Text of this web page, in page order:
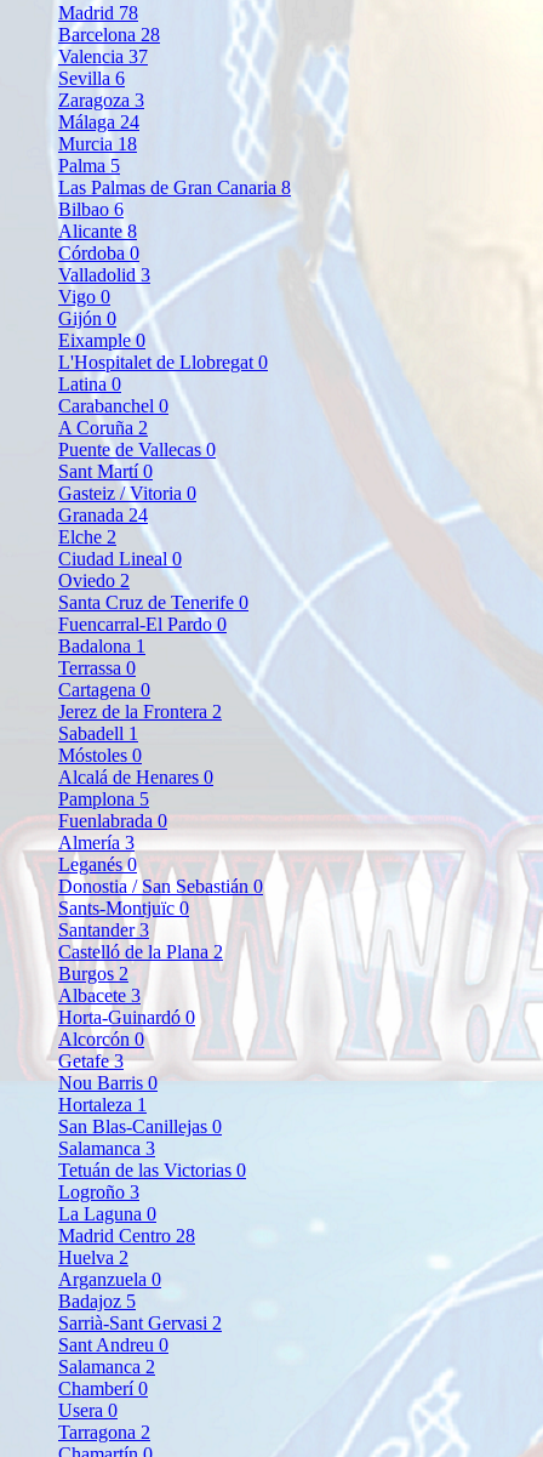
Madrid 78
Barcelona 28
Valencia 37
Sevilla 6
Zaragoza 3
Málaga 24
Murcia 18
Palma 5
Las Palmas de Gran Canaria 8
Bilbao 6
Alicante 8
Córdoba 0
Valladolid 3
Vigo 0
Gijón 0
Eixample0
L'Hospitalet de Llobregat 0
Latina 0
Carabanchel 0
A Coruña 2
Puente de Vallecas0
Sant Martí0
Gasteiz / Vitoria 0
Granada 24
Elche 2
Ciudad Lineal0
Oviedo 2
Santa Cruz de Tenerife 0
Fuencarral-El Pardo0
Badalona 1
Terrassa 0
Cartagena 0
Jerez de la Frontera 2
Sabadell 1
Móstoles 0
Alcalá de Henares 0
Pamplona 5
Fuenlabrada0
Almería 3
Leganés0
Donostia / San Sebastián 0
Sants-Montjuïc 0
Santander3
Castelló de la Plana2
Burgos 2
Albacete 3
Horta-Guinardó 0
Alcorcón 0
Getafe3
Nou Barris0
Hortaleza 1
San Blas-Canillejas 0
Salamanca 3
Tetuán de las Victorias 0
Logroño 3
La Laguna 0
Madrid Centro 28
Huelva 2
Arganzuela 0
Badajoz 5
Sarrià-Sant Gervasi 2
Sant Andreu 0
Salamanca 2
Chamberí0
Usera 0
Tarragona 2